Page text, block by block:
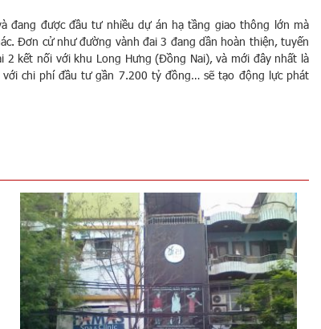
đang được đầu tư nhiều dự án hạ tầng giao thông lớn mà
Đơn cử như đường vành đai 3 đang dần hoàn thiện, tuyến
2 kết nối với khu Long Hưng (Đồng Nai), và mới đây nhất là
chi phí đầu tư gần 7.200 tỷ đồng… sẽ tạo động lực phát